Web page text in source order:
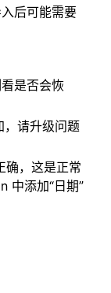
后可能需要
是否会恢
请升级问题
确，这是正常
中添加“日期”